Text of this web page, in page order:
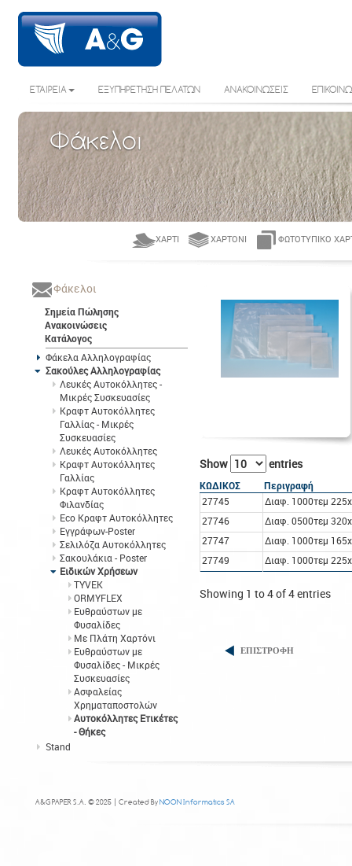
ΕΤΑΙΡΕΙΑ ΕΞΥΠΗΡΕΤΗΣΗ ΠΕΛΑΤΩΝ ΑΝΑΚΟΙΝΩΣΕΙΣ
Φάκελοι
ΧΑΡΤΊ ΧΑΡΤΌΝΙ ΦΩΤΟΤΥΠΙΚΌ
Φάκελοι
Σημεία Πώλησης
Ανακοινώσεις
Κατάλογος
Φάκελα Αλληλογραφίας
Σακούλες Αλληλογραφίας
Λευκές Αυτοκόλλητες -
Μικρές Συσκευασίες
Κραφτ Αυτοκόλλητες
Γαλλίας - Μικρές
Συσκευασίες
Λευκές Αυτοκόλλητες
Κραφτ Αυτοκόλλητες
Γαλλίας
Κραφτ Αυτοκόλλητες
Φιλανδίας
Eco Κραφτ Αυτοκόλλητες
Εγγράφων-Poster
Σελιλόζα Αυτοκόλλητες
Σακουλάκια - Poster
Ειδικών Χρήσεων
TYVEK
ORMYFLEX
Ευθραύστων με
Φυσαλίδες
Με Πλάτη Χαρτόνι
Ευθραύστων με
Φυσαλίδες - Μικρές
Συσκευασίες
Ασφαλείας
Χρηματαποστολών
Αυτοκόλλητες Ετικέτες
- Θήκες
Stand
Show entries
ΚΩΔΙΚΟΣ
Περιγραφή
27745
Διαφ. 1000τεμ
27746
Διαφ. 0500τεμ
27747
Διαφ. 1000τεμ
27749
Διαφ. 1000τεμ
Showing 1 to 4 of 4 entries
ΕΠΙΣΤΡΟΦΗ
A&G PAPER S.A. © 2025 | Created ByNOON Informatics SA